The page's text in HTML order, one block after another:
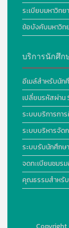
ระเบียบมหาวิทย
ข้อบังคับมหาวิท
บริการนักศึก
อีเมล์สำหรับนัก
เปลี่ยนรหัสผ่าน
ระบบบริการกา
ระบบบริหารจัด
ระบบรับนักศึกษ
จดทะเบียนชมร
คุณธรรมสำหรั